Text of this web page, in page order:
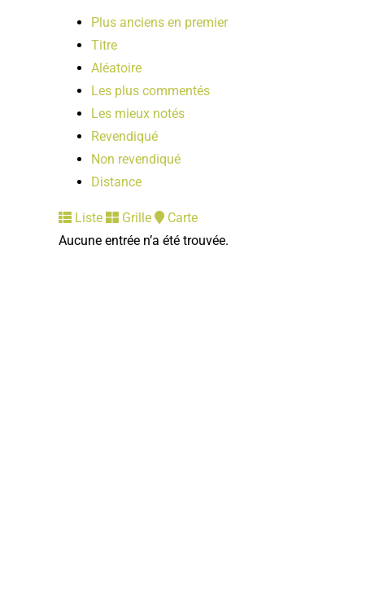
Plus anciens en premier
Titre
Aléatoire
Les plus commentés
Les mieux notés
Revendiqué
Non revendiqué
Distance
Liste Grille
Carte
Aucune entrée n’a été trouvée.